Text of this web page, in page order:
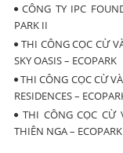
CÔNG TY IPC
PARK II
THI CÔNG CỌC CỪ
SKY OASIS – ECOPARK
THI CÔNG CỌC CỪ
RESIDENCES –
THI CÔNG CỌC
THIÊN NGA – ECOPARK